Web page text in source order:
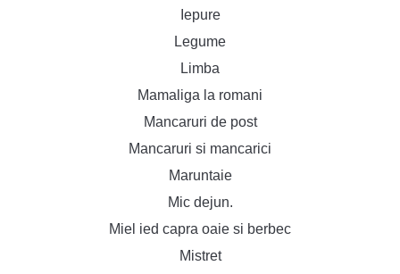
Iepure
Legume
Limba
Mamaliga la romani
Mancaruri de post
Mancaruri si mancarici
Maruntaie
Mic dejun.
Miel ied capra oaie si berbec
Mistret